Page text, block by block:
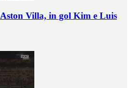
Villa, in gol Kim e Luis